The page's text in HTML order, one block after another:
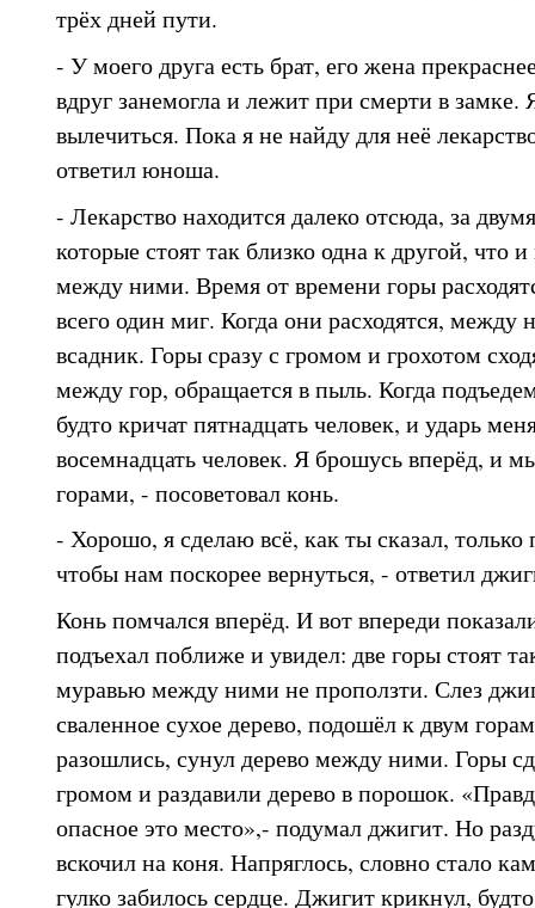
трёх дней пути.
- У моего друга есть брат, его жена
вдруг занемогла и лежит при смерти в замке.
вылечиться. Пока я не найду для неё
ответил юноша.
- Лекарство находится далеко отсюда, за
которые стоят так близко одна к другой, что
между ними. Время от времени горы
всего один миг. Когда они расходятся,
всадник. Горы сразу с громом и грохотом
между гор, обращается в пыль. Когда
будто кричат пятнадцать человек, и ударь
восемнадцать человек. Я брошусь вперёд, и
горами, - посоветовал конь.
- Хорошо, я сделаю всё, как ты сказал, только
чтобы нам поскорее вернуться, - ответил
Конь помчался вперёд. И вот впереди
подъехал поближе и увидел: две горы стоят
муравью между ними не проползти. Слез
сваленное сухое дерево, подошёл к двум
разошлись, сунул дерево между ними. Горы
громом и раздавили дерево в порошок.
опасное это место»,- подумал джигит. Но
вскочил на коня. Напряглось, словно стало
гулко забилось сердце. Джигит крикнул,